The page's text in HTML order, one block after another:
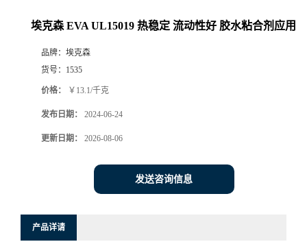
埃克森 EVA UL15019 热稳定 流动性好 胶水粘合剂应用
品牌： 埃克森
货号： 1535
价格： ￥13.1/千克
发布日期： 2024-06-24
更新日期： 2026-08-06
发送咨询信息
产品详请